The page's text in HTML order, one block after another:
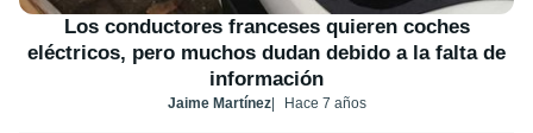
Los conductores franceses quieren coches
eléctricos, pero muchos dudan debido a la falta de
información
Jaime Martínez Hace 7 años